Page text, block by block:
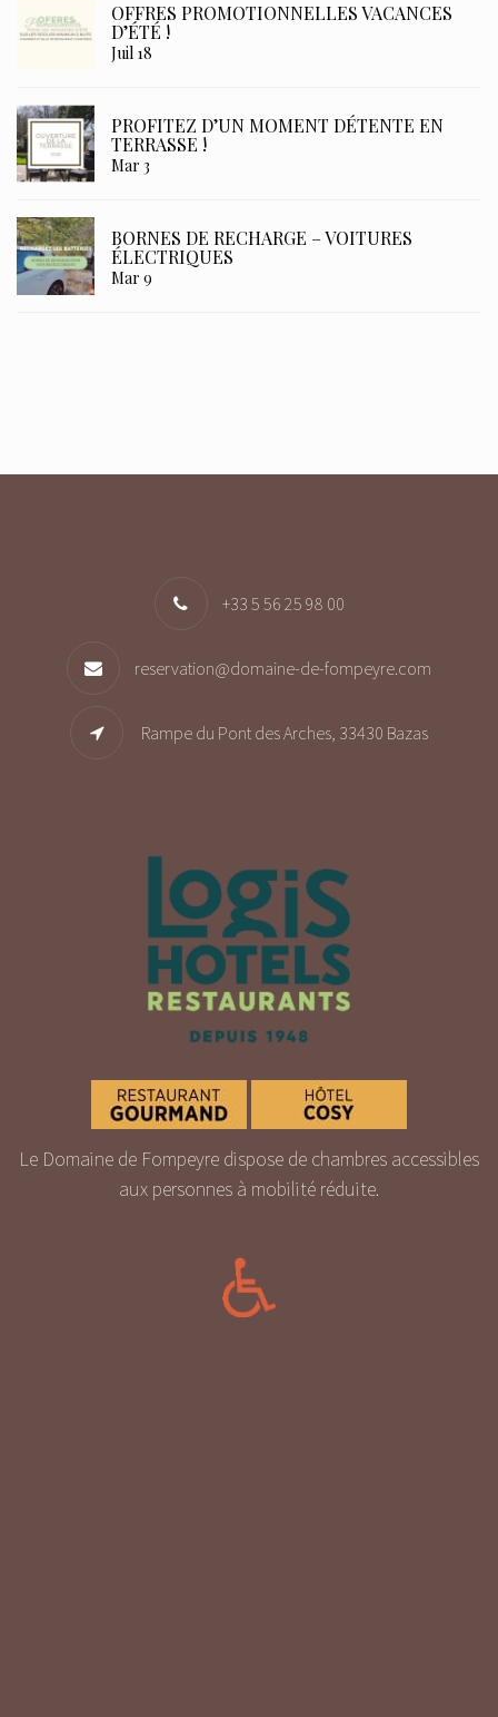
OFFRES PROMOTIONNELLES VACANCES
D’ÉTÉ !
Juil 18
PROFITEZ D’UN MOMENT DÉTENTE EN
TERRASSE !
Mar 3
BORNES DE RECHARGE – VOITURES
ÉLECTRIQUES
Mar 9
+33 5 56 25 98 00
reservation@domaine-de-fompeyre.com
Rampe du Pont des Arches, 33430 Bazas
Le Domaine de Fompeyre dispose de chambres accessibles
aux personnes à mobilité réduite.